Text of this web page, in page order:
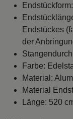
Endstückes
der
Farbe:
Material:
Material
Länge: 520